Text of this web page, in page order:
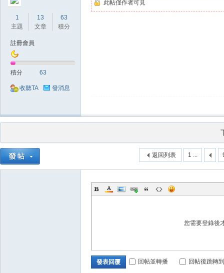
1
主題
13
文章
63
積分
註冊會員
積分 63
收聽TA 發消息
此帖僅作者可見
1 ...
返回列表
您需要登錄後
發表回覆 回帖並轉播 回帖後跳轉